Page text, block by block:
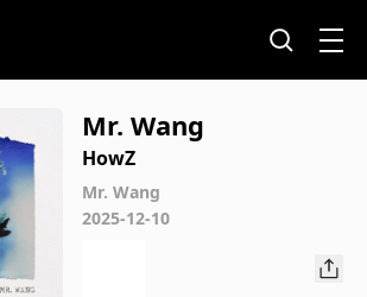
Mr. Wang
HowZ
Mr. Wang
2025-12-10